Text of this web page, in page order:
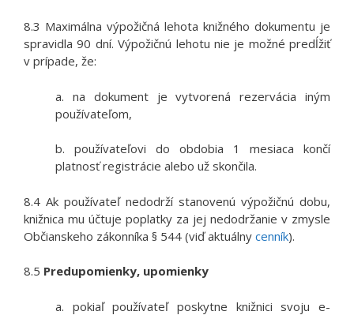
8.3 Maximálna výpožičná lehota knižného dokumentu je
spravidla 90 dní. Výpožičnú lehotu nie je možné predĺžiť
v prípade, že:
a. na dokument je vytvorená rezervácia iným
používateľom,
b. používateľovi do obdobia 1 mesiaca končí
platnosť registrácie alebo už skončila.
8.4 Ak používateľ nedodrží stanovenú výpožičnú dobu,
knižnica mu účtuje poplatky za jej nedodržanie v zmysle
Občianskeho zákonníka § 544 (viď aktuálny cenník).
8.5 Predupomienky, upomienky
a. pokiaľ používateľ poskytne knižnici svoju e-